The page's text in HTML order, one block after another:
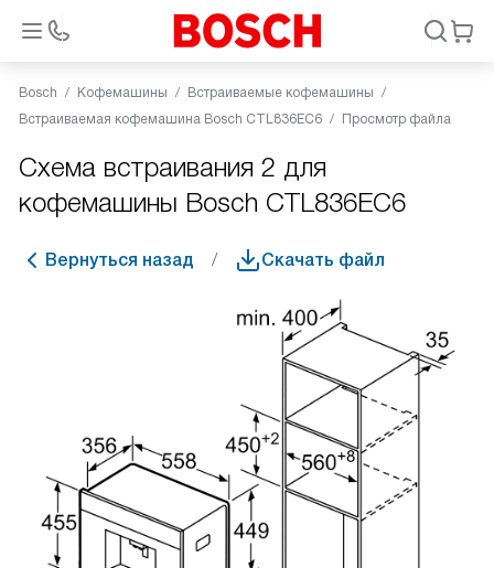
Bosch Кофемашины
Встраиваемые кофемашины
Встраиваемая кофемашина Bosch CTL836EC6
Просмотр файла
Схема встраивания 2 для
кофемашины Bosch CTL836EC6
Вернуться назад Скачать файл